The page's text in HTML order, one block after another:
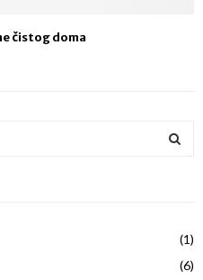
čistog doma
(1)
(6)